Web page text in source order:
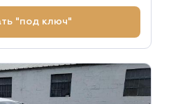
"под ключ"